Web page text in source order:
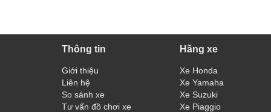
Thông tin
Giới thiệu
Liên hệ
So sánh xe
Tư vấn đồ chơi xe
Hãng xe
Xe Honda
Xe Yamaha
Xe Suzuki
Xe Piaggio